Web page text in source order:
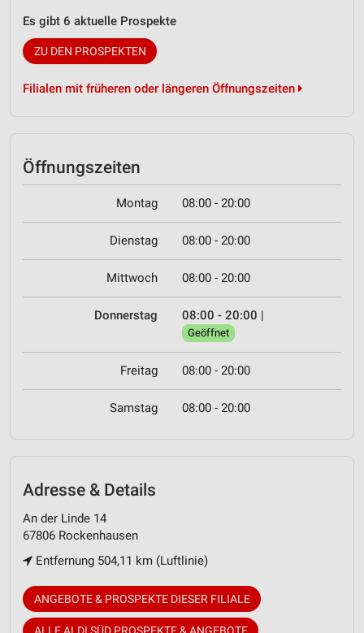
Es gibt 6 aktuelle Prospekte
ZU DEN PROSPEKTEN
Filialen mit früheren oder längeren Öffnungszeiten
Öffnungszeiten
Montag 08:00 - 20:00
Dienstag 08:00 - 20:00
Mittwoch 08:00 - 20:00
Donnerstag 08:00 - 20:00 |
Geöffnet
Freitag 08:00 - 20:00
Samstag 08:00 - 20:00
Adresse & Details
An der Linde 14
67806 Rockenhausen
Entfernung 504,11 km (Luftlinie)
ANGEBOTE & PROSPEKTE DIESER FILIALE